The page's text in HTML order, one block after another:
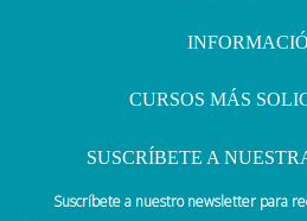
CURSOS MÁS
SUSCRÍBETE A
Suscríbete a nuestro newsletter para